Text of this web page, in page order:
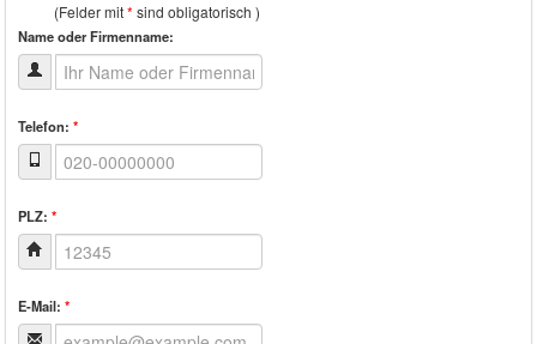
(Felder mit* sind obligatorisch )
Name oder Firmenname:
Telefon: *
PLZ: *
E-Mail: *